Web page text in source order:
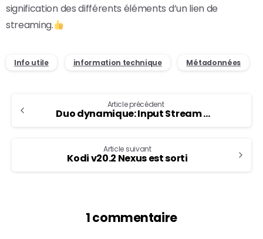
signification des différents éléments d’un lien de
streaming.
Info utile information technique Métadonnées
Article précédent
Duo dynamique: Input Stream Adaptive et Input Stream Helper
Article suivant
Kodi v20.2 Nexus est sorti
1 commentaire